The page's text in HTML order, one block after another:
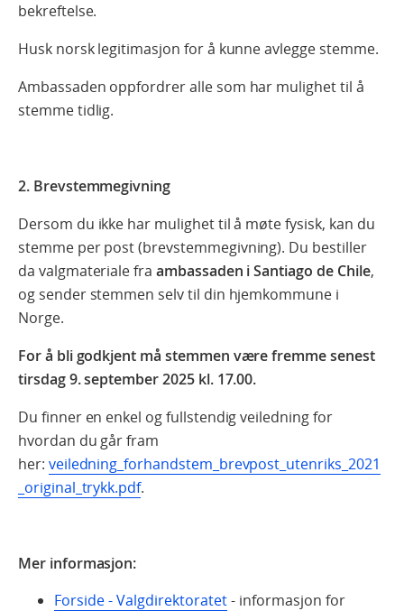
bekreftelse.
Husk norsk legitimasjon for å kunne avlegge stemme.
Ambassaden oppfordrer alle som har mulighet til å
stemme tidlig.
2. Brevstemmegivning
Dersom du ikke har mulighet til å møte fysisk, kan du
stemme per post (brevstemmegivning). Du bestiller
da valgmateriale fra ambassaden i Santiago de Chile,
og sender stemmen selv til din hjemkommune i
Norge.
For å bli godkjent må stemmen være fremme senest
tirsdag 9. september 2025 kl. 17.00.
Du finner en enkel og fullstendig veiledning for
hvordan du går fram
her: veiledning_forhandstem_brevpost_utenriks_2021
_original_trykk.pdf.
Mer informasjon:
Forside - Valgdirektoratet- informasjon for